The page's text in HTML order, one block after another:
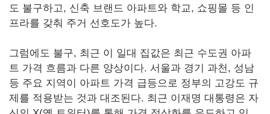
도 불구하고, 신축 브랜드 아파트와 학교, 쇼핑몰 등 인
프라를 갖춰 주거 선호도가 높다.
그럼에도 불구, 최근 이 일대 집값은 최근 수도권 아파
트 가격 흐름과 다른 양상이다. 서울과 경기 과천, 성남
등 주요 지역이 아파트 가격 급등으로 정부의 고강도 규
제를 적용받는 것과 대조된다. 최근 이재명 대통령은 자